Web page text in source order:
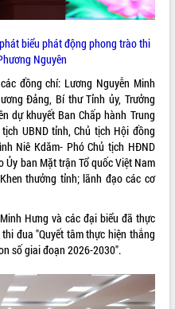
biểu phát động phong trào thi
Nguyên
đồng chí: Lương Nguyễn Minh
Đảng, Bí thư Tỉnh ủy, Trưởng
dự khuyết Ban Chấp hành Trung
UBND tỉnh, Chủ tịch Hội đồng
Niê Kdăm- Phó Chủ tịch HĐND
Ủy ban Mặt trận Tổ quốc Việt Nam
thưởng tỉnh; lãnh đạo các cơ
Hưng và các đại biểu đã thực
đua "Quyết tâm thực hiện thắng
số giai đoạn 2026-2030".